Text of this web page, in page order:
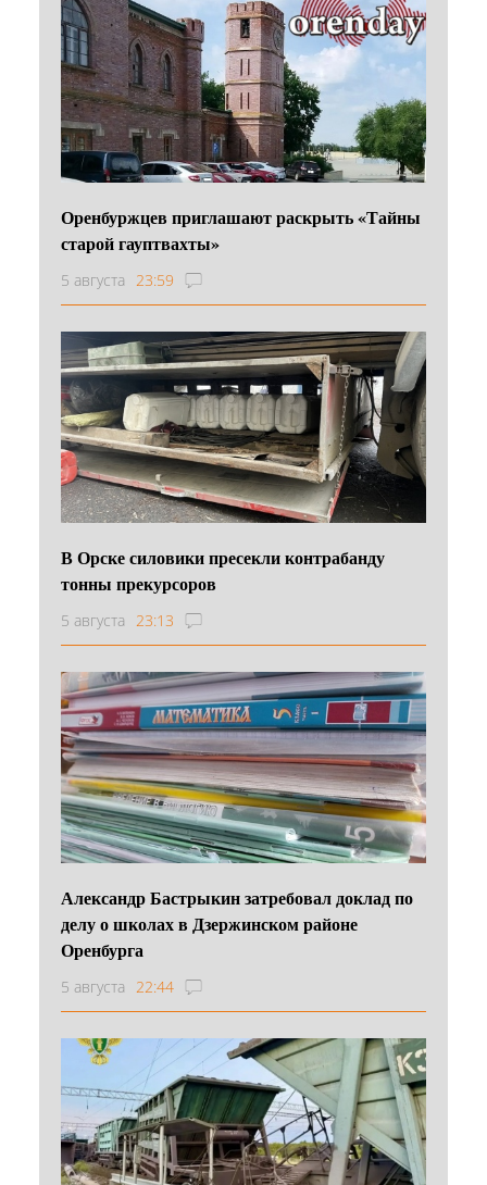
Оренбуржцев приглашают раскрыть «Тайны
старой гауптвахты»
5 августа 23:59
В Орске силовики пресекли контрабанду
тонны прекурсоров
5 августа 23:13
Александр Бастрыкин затребовал доклад по
делу о школах в Дзержинском районе
Оренбурга
5 августа 22:44